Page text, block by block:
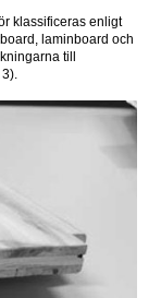
klassificeras enligt
laminboard och
till